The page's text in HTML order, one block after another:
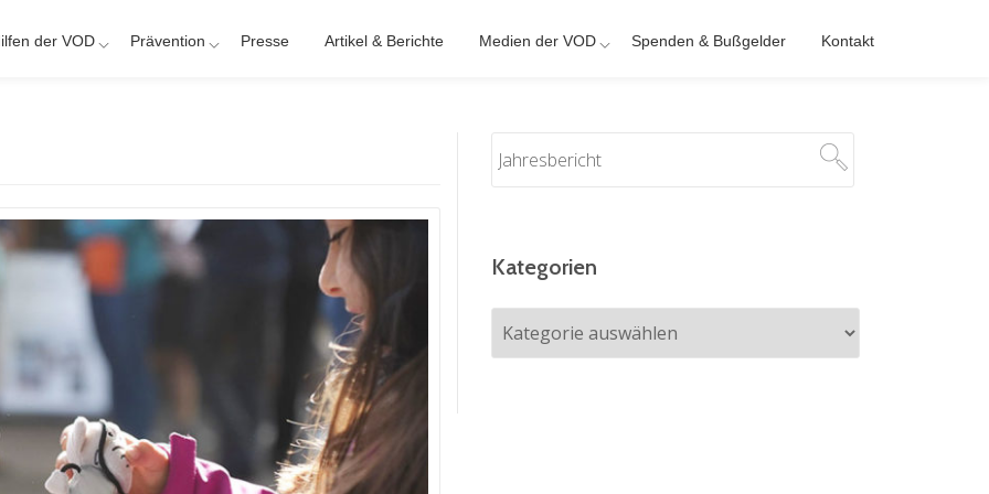
der VOD Prävention Presse Artikel & Berichte Medien der VOD Spenden & Bußgelder Kontakt
Kategorien
Kategorien